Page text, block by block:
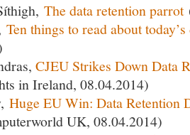
The data retention parrot
Ten things to read about
CJEU Strikes Down Data
in Ireland, 08.04.2014)
Huge EU Win: Data Retention
UK, 08.04.2014)